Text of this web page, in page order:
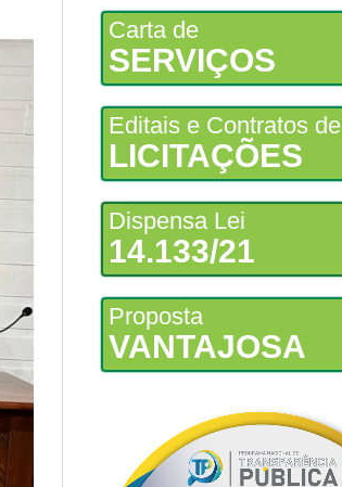
Carta de
SERVIÇOS
Editais e Contratos de
LICITAÇÕES
Dispensa Lei
14.133/21
Proposta
VANTAJOSA